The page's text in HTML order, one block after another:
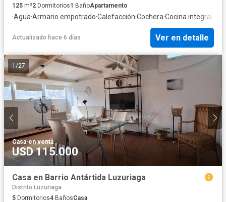
125 m²2 Dormitorios1 BañoApartamento
·Agua·Armario empotrado·Calefacción·Cochera·Cocina integral
Actualizado hace 6 días Ver en detalle
1 /27
Casa·en venta
USD 115.000
Casa en Barrio Antártida Luzuriaga
Distrito Luzuriaga
5 Dormitorios4 BañosCasa